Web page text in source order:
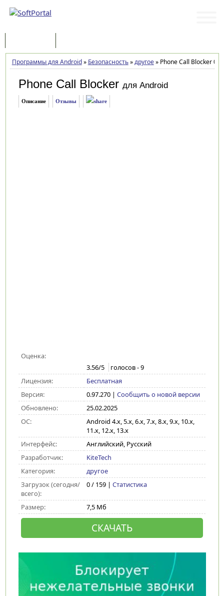
Программы для Android» Безопасность»другое»Phone Call Blocker
Phone Call Blocker для Android
Описание Отзывы
Оценка:
3.56/5 голосов -9
Лицензия:
Бесплатная
Версия:
0.97.270| Сообщить о новой версии
Обновлено:
25.02.2025
ОС:
Android 4.x, 5.x, 6.x, 7.x, 8.x, 9.x, 10.x,
11.x, 12.x, 13.x
Интерфейс:
Английский, Русский
Разработчик:
KiteTech
Категория:
другое
Загрузок (сегодня/
всего):
0 / 159 | Статистика
Размер: 7,5 Мб
СКАЧАТЬ